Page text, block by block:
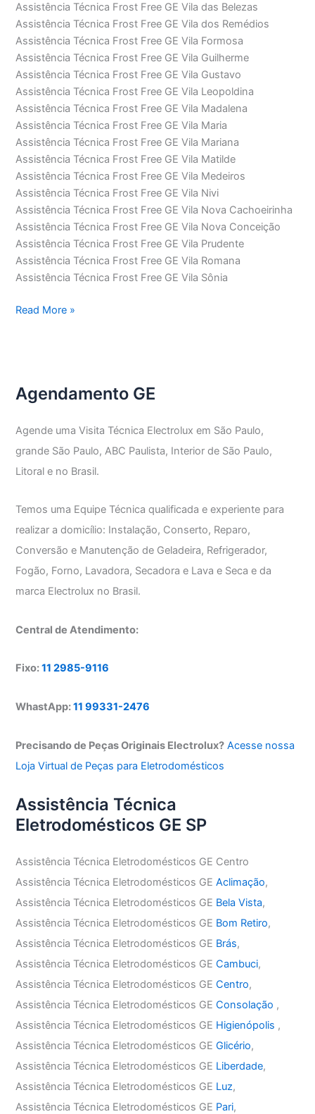
Assistência Técnica Frost Free GE Vila das Belezas
Assistência Técnica Frost Free GE Vila dos Remédios
Assistência Técnica Frost Free GE Vila Formosa
Assistência Técnica Frost Free GE Vila Guilherme
Assistência Técnica Frost Free GE Vila Gustavo
Assistência Técnica Frost Free GE Vila Leopoldina
Assistência Técnica Frost Free GE Vila Madalena
Assistência Técnica Frost Free GE Vila Maria
Assistência Técnica Frost Free GE Vila Mariana
Assistência Técnica Frost Free GE Vila Matilde
Assistência Técnica Frost Free GE Vila Medeiros
Assistência Técnica Frost Free GE Vila Nivi
Assistência Técnica Frost Free GE Vila Nova Cachoeirinha
Assistência Técnica Frost Free GE Vila Nova Conceição
Assistência Técnica Frost Free GE Vila Prudente
Assistência Técnica Frost Free GE Vila Romana
Assistência Técnica Frost Free GE Vila Sônia
Assistência
Read More »
Agendamento GE
Agende uma Visita Técnica Electrolux em São Paulo,
grande São Paulo, ABC Paulista, Interior de São Paulo,
Litoral e no Brasil.
Temos uma Equipe Técnica qualificada e experiente para
realizar a domicílio: Instalação, Conserto, Reparo,
Conversão e Manutenção de Geladeira, Refrigerador,
Fogão, Forno, Lavadora, Secadora e Lava e Seca e da
marca Electrolux no Brasil.
Central de Atendimento:
Fixo:11 2985-9116
WhastApp:11 99331-2476
Precisando de Peças Originais Electrolux? Acesse nossa
Loja Virtual de Peças para Eletrodomésticos
Assistência Técnica
Eletrodomésticos GE SP
Assistência Técnica Eletrodomésticos GE Centro
Assistência Técnica Eletrodomésticos GEAclimação,
Assistência Técnica Eletrodomésticos GE Bela Vista,
Assistência Técnica Eletrodomésticos GE Bom Retiro,
Assistência Técnica Eletrodomésticos GE Brás,
Assistência Técnica Eletrodomésticos GECambuci,
Assistência Técnica Eletrodomésticos GECentro,
Assistência Técnica Eletrodomésticos GEConsolação ,
Assistência Técnica Eletrodomésticos GE Higienópolis ,
Assistência Técnica Eletrodomésticos GEGlicério,
Assistência Técnica Eletrodomésticos GE Liberdade,
Assistência Técnica Eletrodomésticos GE Luz,
Assistência Técnica Eletrodomésticos GE Pari,